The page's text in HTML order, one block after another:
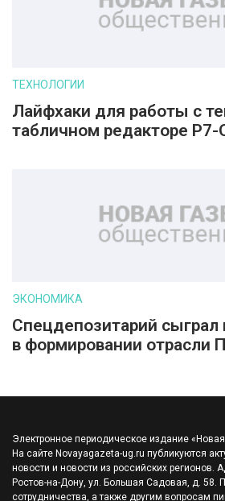
ТЕХНОЛОГИИ
Лайфхаки для работы с
табличном редакторе
ЭКОНОМИКА
Спецдепозитарий
в формировании отрасли
Электронное периодическое издание
На сайте Novayagazeta-ug.ru публикуются
новости и новости из российских регионов.
Ростов-на-Дону, ул. Большая Садовая, д. 58.
сотрудничества, а также другим вопросам